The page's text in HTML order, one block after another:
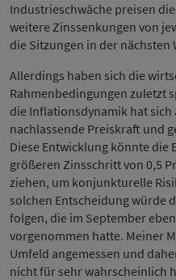
Industrieschwäche preisen
weitere Zinssenkungen von
die Sitzungen in der nächsten
Allerdings haben sich die
Rahmenbedingungen zuletzt
die Inflationsdynamik hat sich
nachlassende Preiskraft und
Diese Entwicklung könnte die
größeren Zinsschritt von 0,5
ziehen, um konjunkturelle
solchen Entscheidung würde
folgen, die im September
vorgenommen hatte. Meiner
Umfeld angemessen und
nicht für sehr wahrscheinlich